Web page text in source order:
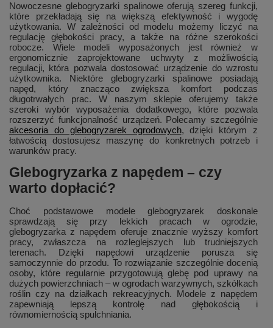
Nowoczesne glebogryzarki spalinowe oferują szereg funkcji,
które przekładają się na większą efektywność i wygodę
użytkowania. W zależności od modelu możemy liczyć na
regulację głębokości pracy, a także na różne szerokości
robocze. Wiele modeli wyposażonych jest również w
ergonomicznie zaprojektowane uchwyty z możliwością
regulacji, która pozwala dostosować urządzenie do wzrostu
użytkownika. Niektóre glebogryzarki spalinowe posiadają
napęd, który znacząco zwiększa komfort podczas
długotrwałych prac. W naszym sklepie oferujemy także
szeroki wybór wyposażenia dodatkowego, które pozwala
rozszerzyć funkcjonalność urządzeń. Polecamy szczególnie
akcesoria do glebogryzarek ogrodowych, dzięki którym z
łatwością dostosujesz maszynę do konkretnych potrzeb i
warunków pracy.
Glebogryzarka z napędem – czy
warto dopłacić?
Choć podstawowe modele glebogryzarek doskonale
sprawdzają się przy lekkich pracach w ogrodzie,
glebogryzarka z napędem oferuje znacznie wyższy komfort
pracy, zwłaszcza na rozleglejszych lub trudniejszych
terenach. Dzięki napędowi urządzenie porusza się
samoczynnie do przodu. To rozwiązanie szczególnie docenią
osoby, które regularnie przygotowują glebę pod uprawy na
dużych powierzchniach – w ogrodach warzywnych, szkółkach
roślin czy na działkach rekreacyjnych. Modele z napędem
zapewniają lepszą kontrolę nad głębokością i
równomiernością spulchniania.